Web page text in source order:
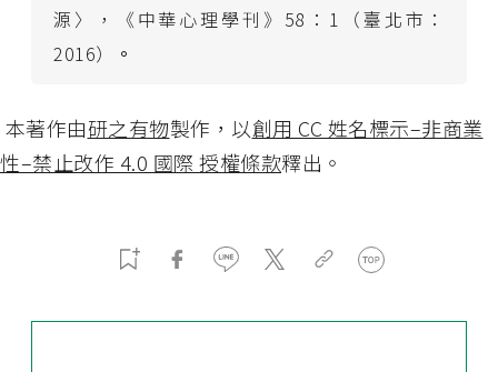
源〉，《中華心理學刊》58：1（臺北市：
2016）
。
本著作由研之有物製作，以創用 CC 姓名標示–非商業
性–禁止改作 4.0 國際 授權條款釋出。